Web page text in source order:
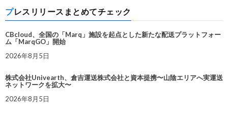
プレスリリースまとめてチェック
CBcloud、全国の「Marq」施設を起点とした新たな配送プラットフォー
ム「MarqGO」開始
2026年8月5日
株式会社Univearth、倉吉運送株式会社と資本提携〜山陰エリアへ実運送
ネットワークを拡大〜
2026年8月5日